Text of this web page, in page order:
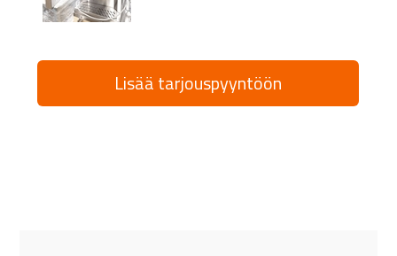
Lisää tarjouspyyntöön